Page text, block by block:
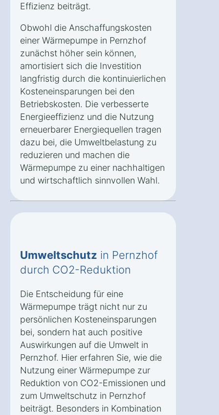
Effizienz beiträgt.
Obwohl die Anschaffungskosten
einer Wärmepumpe in Pernzhof
zunächst höher sein können,
amortisiert sich die Investition
langfristig durch die kontinuierlichen
Kosteneinsparungen bei den
Betriebskosten. Die verbesserte
Energieeffizienz und die Nutzung
erneuerbarer Energiequellen tragen
dazu bei, die Umweltbelastung zu
reduzieren und machen die
Wärmepumpe zu einer nachhaltigen
und wirtschaftlich sinnvollen Wahl.
Umweltschutz in Pernzhof
durch CO2-Reduktion
Die Entscheidung für eine
Wärmepumpe trägt nicht nur zu
persönlichen Kosteneinsparungen
bei, sondern hat auch positive
Auswirkungen auf die Umwelt in
Pernzhof. Hier erfahren Sie, wie die
Nutzung einer Wärmepumpe zur
Reduktion von CO2-Emissionen und
zum Umweltschutz in Pernzhof
beiträgt. Besonders in Kombination